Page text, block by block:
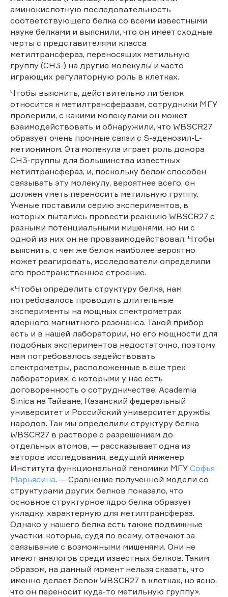
аминокислотную последовательность
соответствующего белка со всеми известными
науке белками и выяснили, что он имеет сходные
черты с представителями класса
метилтрансфераз, переносящих метильную
группу (CH3-) на другие молекулы и часто
играющих регуляторную роль в клетках.
Чтобы выяснить, действительно ли белок
относится к метилтрансферазам, сотрудники МГУ
проверили, с какими молекулами он может
взаимодействовать и обнаружили, что WBSCR27
образует очень прочные связи с S-аденозил-L-
метионином. Эта молекула играет роль донора
CH3-группы для большинства известных
метилтрансфераз, и, поскольку белок способен
связывать эту молекулу, вероятнее всего, он
должен уметь переносить метильную группу.
Ученые поставили серию экспериментов, в
которых пытались провести реакцию WBSCR27 с
разными потенциальными мишенями, но ни с
одной из них он не провзаимодействовал. Чтобы
выяснить, с чем же белок наиболее вероятно
может реагировать, исследователи определили
его пространственное строение.
«Чтобы определить структуру белка, нам
потребовалось проводить длительные
эксперименты на мощных спектрометрах
ядерного магнитного резонанса. Такой прибор
есть и в нашей лаборатории, но его мощности для
подобных экспериментов недостаточно, поэтому
нам потребовалось задействовать
спектрометры, расположенные в еще трех
лабораториях, с которыми у нас есть
договоренность о сотрудничестве: Academia
Sinica на Тайване, Казанский федеральный
университет и Российский университет дружбы
народов. Так мы определили структуру белка
WBSCR27 в растворе с разрешением до
отдельных атомов, — рассказывает одна из
авторов исследования, ведущий инженер
Института функциональной геномики МГУ Софья
Марьясина. — Сравнение полученной модели со
структурами других белков показало, что
основное структурное ядро белка образует
укладку, характерную для метилтрансфераз.
Однако у нашего белка есть также подвижные
участки, которые, судя по всему, отвечают за
связывание с возможными мишенями. Они не
имеют аналогов среди известных белков. Таким
образом, на данный момент нельзя сказать, что
именно делает белок WBSCR27 в клетках, но ясно,
что он переносит куда-то метильную группу».